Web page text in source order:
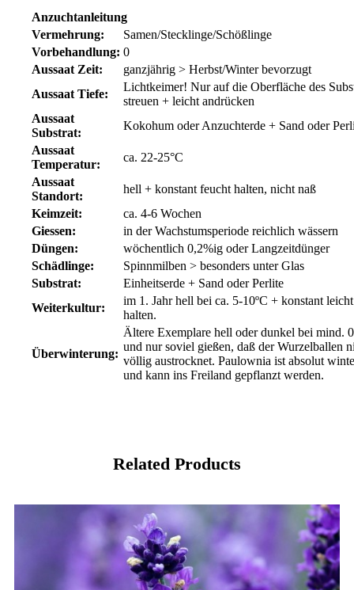
Anzuchtanleitung
Vermehrung:
Samen/Stecklinge/Schößlinge
Vorbehandlung: 0
Aussaat Zeit:
ganzjährig > Herbst/Winter bevorzugt
Aussaat Tiefe:
Lichtkeimer! Nur auf die Oberfläche des
streuen + leicht andrücken
Aussaat
Substrat:
Kokohum oder Anzuchterde + Sand oder
Aussaat
Temperatur:
ca. 22-25°C
Aussaat
Standort:
hell + konstant feucht halten, nicht naß
Keimzeit:
ca. 4-6 Wochen
Giessen:
in der Wachstumsperiode reichlich wässern
Düngen:
wöchentlich 0,2%ig oder Langzeitdünger
Schädlinge:
Spinnmilben > besonders unter Glas
Substrat:
Einheitserde + Sand oder Perlite
Weiterkultur:
im 1. Jahr hell bei ca. 5-10ºC + konstant
halten.
Überwinterung:
Ältere Exemplare hell oder dunkel bei mind.
und nur soviel gießen, daß der Wurzelballen
völlig austrocknet. Paulownia ist absolut
und kann ins Freiland gepflanzt werden.
Related Products